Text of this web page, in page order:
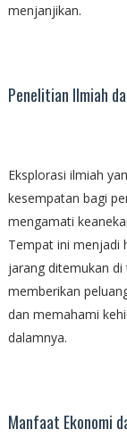
menjanjikan.
Penelitian Ilmiah
Eksplorasi ilmiah
kesempatan bagi
mengamati
Tempat ini menjadi
jarang ditemukan di
memberikan
dan memahami
dalamnya.
Manfaat Ekonomi